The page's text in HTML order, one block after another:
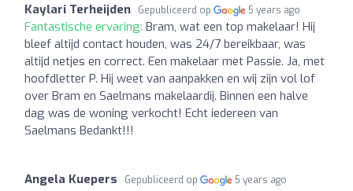
Kaylari Terheijden Gepubliceerd op 5 years ago
Fantastische ervaring: Bram, wat een top makelaar! Hij
bleef altijd contact houden, was 24/7 bereikbaar, was
altijd netjes en correct. Een makelaar met Passie. Ja, met
hoofdletter P. Hij weet van aanpakken en wij zijn vol lof
over Bram en Saelmans makelaardij. Binnen een halve
dag was de woning verkocht! Echt iedereen van
Saelmans Bedankt!!!
Angela Kuepers Gepubliceerd op 5 years ago